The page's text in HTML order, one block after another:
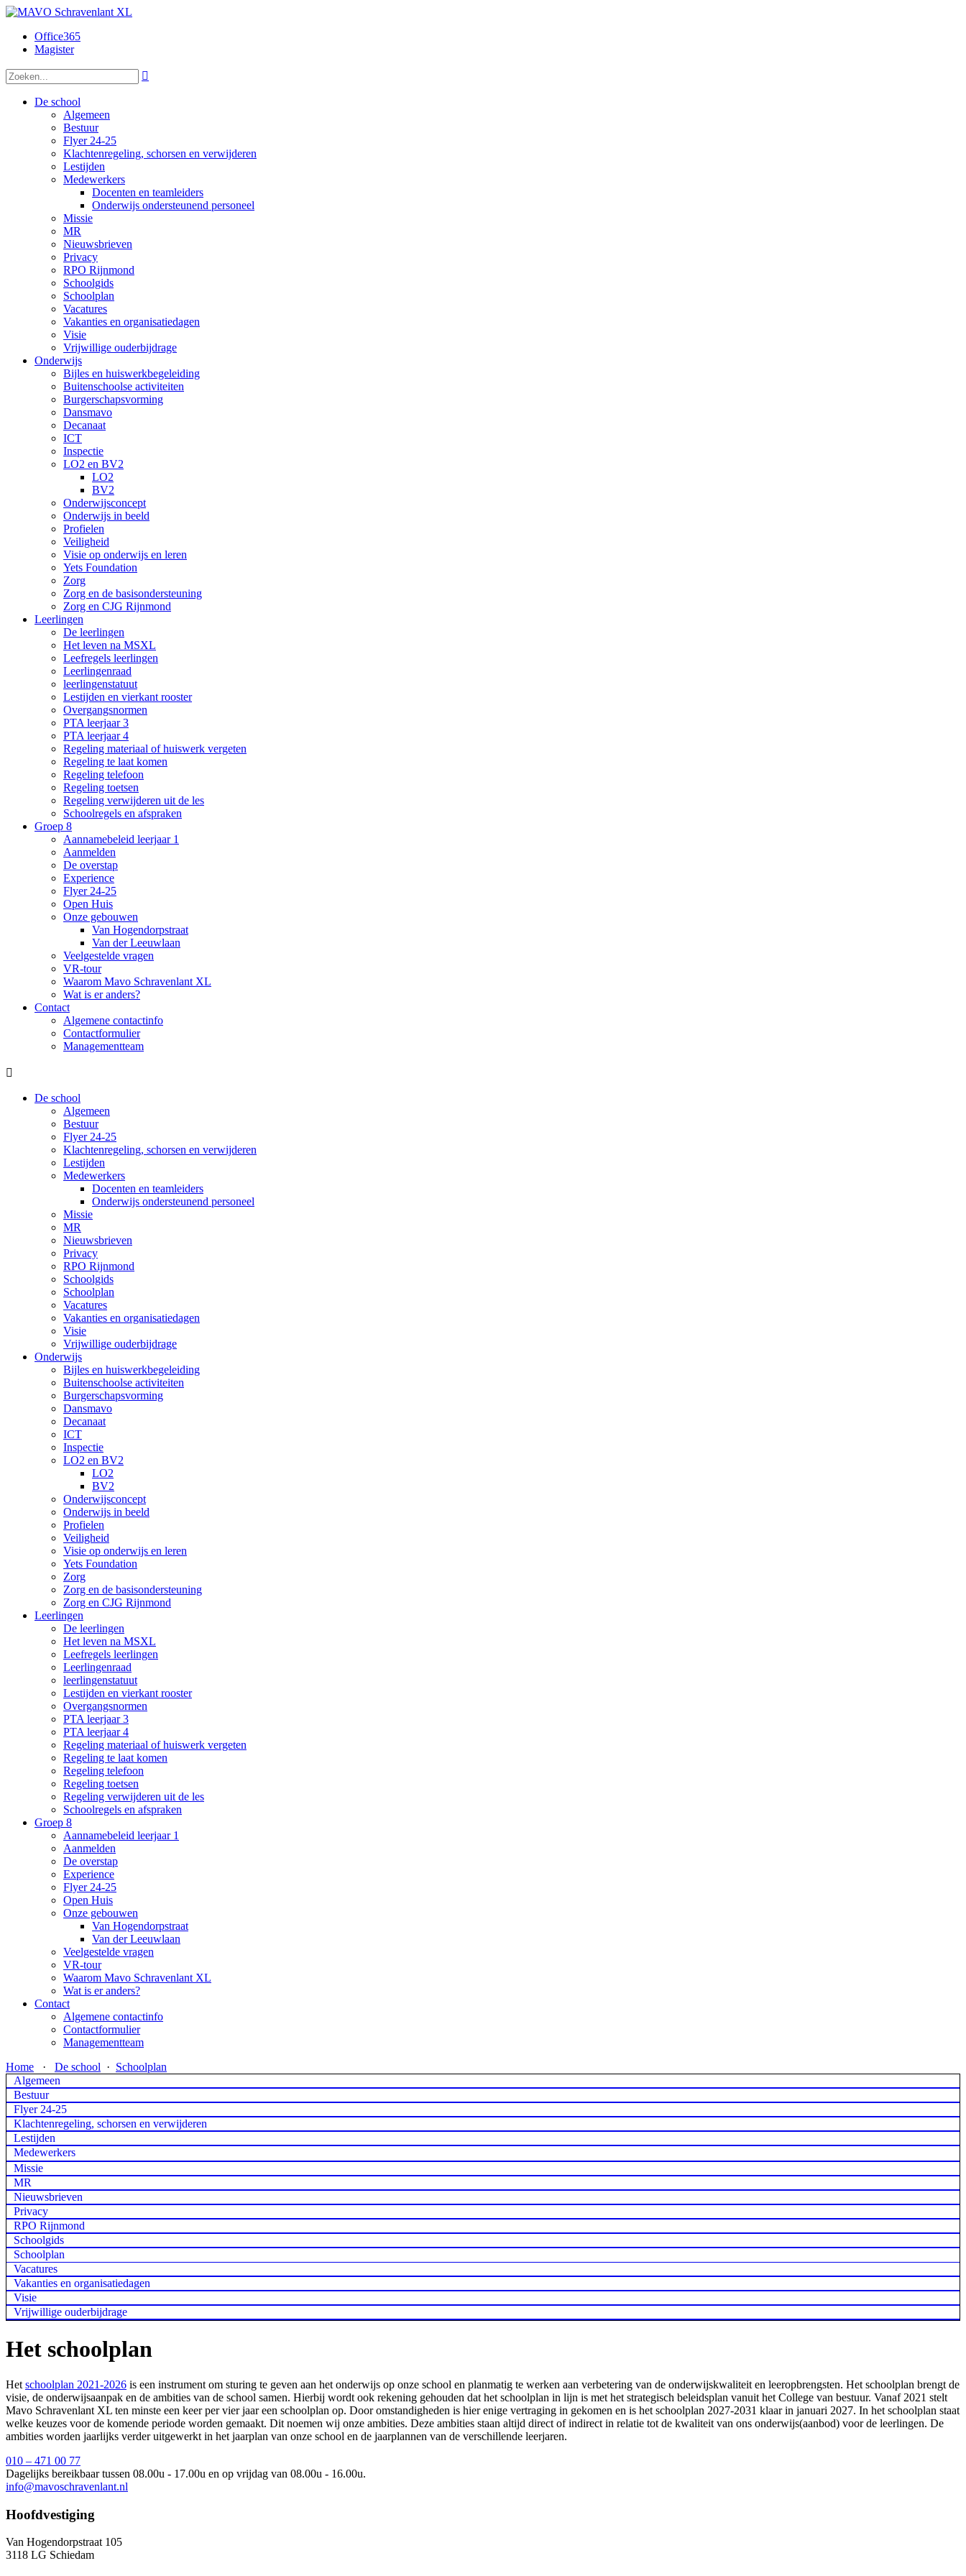
Office365
Magister

De school
Algemeen
Bestuur
Flyer 24-25
Klachtenregeling, schorsen en verwijderen
Lestijden
Medewerkers
Docenten en teamleiders
Onderwijs ondersteunend personeel
Missie
MR
Nieuwsbrieven
Privacy
RPO Rijnmond
Schoolgids
Schoolplan
Vacatures
Vakanties en organisatiedagen
Visie
Vrijwillige ouderbijdrage
Onderwijs
Bijles en huiswerkbegeleiding
Buitenschoolse activiteiten
Burgerschapsvorming
Dansmavo
Decanaat
ICT
Inspectie
LO2 en BV2
LO2
BV2
Onderwijsconcept
Onderwijs in beeld
Profielen
Veiligheid
Visie op onderwijs en leren
Yets Foundation
Zorg
Zorg en de basisondersteuning
Zorg en CJG Rijnmond
Leerlingen
De leerlingen
Het leven na MSXL
Leefregels leerlingen
Leerlingenraad
leerlingenstatuut
Lestijden en vierkant rooster
Overgangsnormen
PTA leerjaar 3
PTA leerjaar 4
Regeling materiaal of huiswerk vergeten
Regeling te laat komen
Regeling telefoon
Regeling toetsen
Regeling verwijderen uit de les
Schoolregels en afspraken
Groep 8
Aannamebeleid leerjaar 1
Aanmelden
De overstap
Experience
Flyer 24-25
Open Huis
Onze gebouwen
Van Hogendorpstraat
Van der Leeuwlaan
Veelgestelde vragen
VR-tour
Waarom Mavo Schravenlant XL
Wat is er anders?
Contact
Algemene contactinfo
Contactformulier
Managementteam

De school
Algemeen
Bestuur
Flyer 24-25
Klachtenregeling, schorsen en verwijderen
Lestijden
Medewerkers
Docenten en teamleiders
Onderwijs ondersteunend personeel
Missie
MR
Nieuwsbrieven
Privacy
RPO Rijnmond
Schoolgids
Schoolplan
Vacatures
Vakanties en organisatiedagen
Visie
Vrijwillige ouderbijdrage
Onderwijs
Bijles en huiswerkbegeleiding
Buitenschoolse activiteiten
Burgerschapsvorming
Dansmavo
Decanaat
ICT
Inspectie
LO2 en BV2
LO2
BV2
Onderwijsconcept
Onderwijs in beeld
Profielen
Veiligheid
Visie op onderwijs en leren
Yets Foundation
Zorg
Zorg en de basisondersteuning
Zorg en CJG Rijnmond
Leerlingen
De leerlingen
Het leven na MSXL
Leefregels leerlingen
Leerlingenraad
leerlingenstatuut
Lestijden en vierkant rooster
Overgangsnormen
PTA leerjaar 3
PTA leerjaar 4
Regeling materiaal of huiswerk vergeten
Regeling te laat komen
Regeling telefoon
Regeling toetsen
Regeling verwijderen uit de les
Schoolregels en afspraken
Groep 8
Aannamebeleid leerjaar 1
Aanmelden
De overstap
Experience
Flyer 24-25
Open Huis
Onze gebouwen
Van Hogendorpstraat
Van der Leeuwlaan
Veelgestelde vragen
VR-tour
Waarom Mavo Schravenlant XL
Wat is er anders?
Contact
Algemene contactinfo
Contactformulier
Managementteam
Home · De school · Schoolplan
Algemeen
Bestuur
Flyer 24-25
Klachtenregeling, schorsen en verwijderen
Lestijden
Medewerkers
Missie
MR
Nieuwsbrieven
Privacy
RPO Rijnmond
Schoolgids
Schoolplan
Vacatures
Vakanties en organisatiedagen
Visie
Vrijwillige ouderbijdrage
Het schoolplan
Het schoolplan 2021-2026 is een instrument om sturing te geven aan het onderwijs op onze school en planmatig te werken aan verbetering van de onderwijskwaliteit en leeropbrengsten. Het schoolplan brengt de
visie, de onderwijsaanpak en de ambities van de school samen. Hierbij wordt ook rekening gehouden dat het schoolplan in lijn is met het strategisch beleidsplan vanuit het College van bestuur. Vanaf 2021 stelt
Mavo Schravenlant XL ten minste een keer per vier jaar een schoolplan op. Door omstandigheden is hier enige vertraging in gekomen en is het schoolplan 2027-2031 klaar in januari 2027. In het schoolplan staat
welke keuzes voor de komende periode worden gemaakt. Dit noemen wij onze ambities. Deze ambities staan altijd direct of indirect in relatie tot de kwaliteit van ons onderwijs(aanbod) voor de leerlingen. De
ambities worden jaarlijks verder uitgewerkt in het jaarplan van onze school en de jaarplannen van de verschillende leerjaren.
010 – 471 00 77
Dagelijks bereikbaar tussen 08.00u - 17.00u en op vrijdag van 08.00u - 16.00u.
info@mavoschravenlant.nl
Hoofdvestiging
Van Hogendorpstraat 105
3118 LG Schiedam